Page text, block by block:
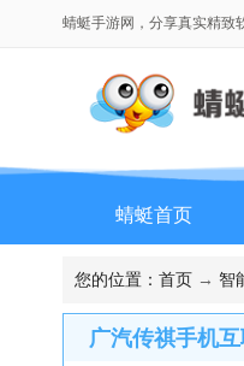
蜻蜓手游网，分享真实精致
蜻蜓首页
排行榜
您的位置： 首页 → 智
广汽传祺手机